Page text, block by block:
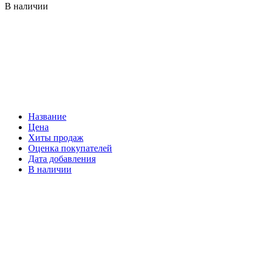
В наличии
Название
Цена
Хиты продаж
Оценка покупателей
Дата добавления
В наличии